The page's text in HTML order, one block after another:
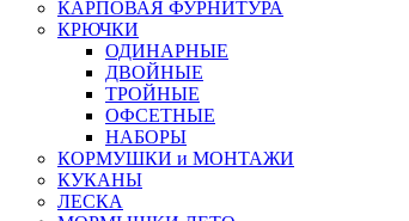
КАРПОВАЯ ФУРНИТУРА
КРЮЧКИ
ОДИНАРНЫЕ
ДВОЙНЫЕ
ТРОЙНЫЕ
ОФСЕТНЫЕ
НАБОРЫ
КОРМУШКИ и МОНТАЖИ
КУКАНЫ
ЛЕСКА